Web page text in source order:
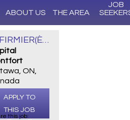
ABOUT US THE AREA
JOB
INFIRMIER(ÈRE) AUTORISÉ(E)
ON,
APPLY TO
THIS JOB
this job: